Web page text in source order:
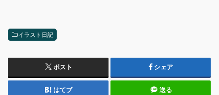
イラスト日記
ポスト シェア
はてブ 送る